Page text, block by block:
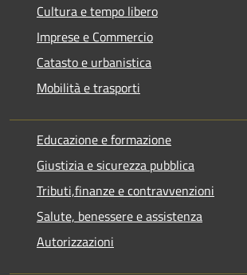
Cultura e tempo libero
Imprese e Commercio
Catasto e urbanistica
Mobilità e trasporti
Educazione e formazione
Giustizia e sicurezza pubblica
Tributi,finanze e contravvenzioni
Salute, benessere e assistenza
Autorizzazioni